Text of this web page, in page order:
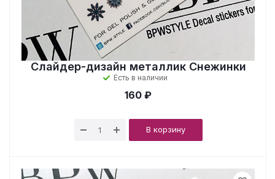
Слайдер-дизайн металлик Снежинки
Есть в наличии
160 ₽
В корзину